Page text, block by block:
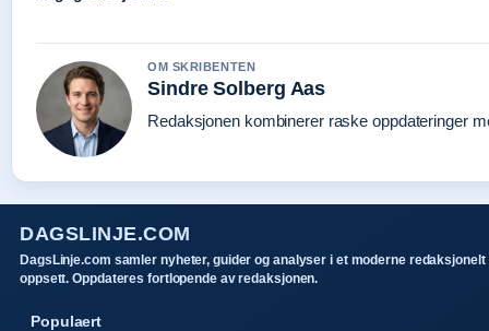
OM SKRIBENTEN
Sindre Solberg Aas
Redaksjonen kombinerer raske oppdateringer
DAGSLINJE.COM
DagsLinje.com samler nyheter, guider og analyser i et moderne redaksjonelt
oppsett. Oppdateres fortlopende av redaksjonen.
Populaert